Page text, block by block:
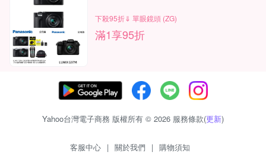
下殺95折⇓ 單眼鏡頭 (ZG)
滿1享95折
Yahoo台灣電子商務 版權所有 © 2026 服務條款(更新)
客服中心 | 關於我們 | 購物須知